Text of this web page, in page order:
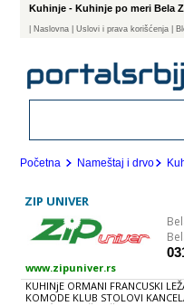
Kuhinje - Kuhinje po meri Bela
Naslovna | Uslovi i prava korišćenja
Početna Nameštaj i drvo
ZIP UNIVER
www.zipuniver.rs
KUHINjE ORMANI FRANCUSKI
KOMODE KLUB STOLOVI